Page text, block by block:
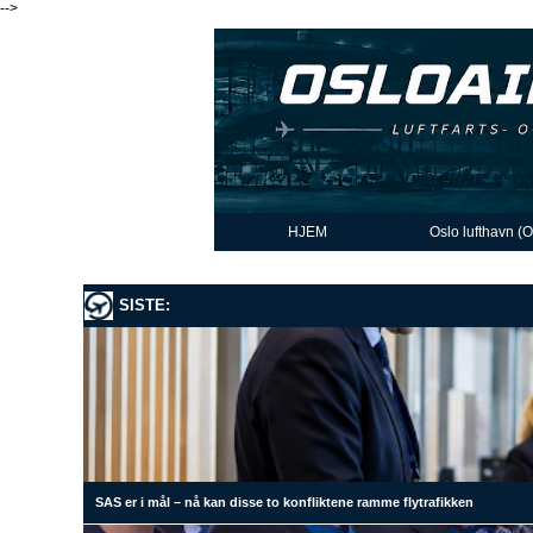
-->
HJEM Oslo lufthavn
SISTE:
SAS er i mål – nå kan disse to konfliktene ramme flytrafikken